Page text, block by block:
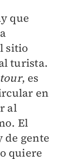
que
sitio
turista.
tour, es
en
al
El
de gente
quiere